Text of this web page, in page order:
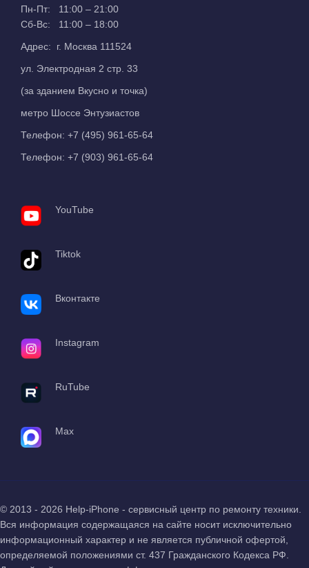
Пн-Пт: 11:00 – 21:00
Сб-Вс: 11:00 – 18:00
Адрес: г. Москва 111524
ул. Электродная 2 стр. 33
(за зданием Вкусно и точка)
метро Шоссе Энтузиастов
Телефон: +7 (495) 961-65-64
Телефон: +7 (903) 961-65-64
YouTube
Tiktok
Вконтакте
Instagram
RuTube
Max
© 2013 - 2026 Help-iPhone - сервисный центр по ремонту техники.
Вся информация содержащаяся на сайте носит исключительно
информационный характер и не является публичной офертой,
определяемой положениями ст. 437 Гражданского Кодекса РФ.